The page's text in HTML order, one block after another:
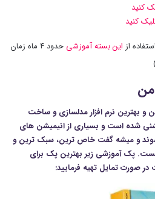
کنید
کنید
از این بسته آموزشی
حدود ۴ ماه زمان
من
و بهترین نرم افزار مدلسازی و ساخت
شده است و بسیاری از انیمیشن های
شوند و میشه گفت خاص ترین، سبک ترین و
هست. پک آموزشی زیر بهترین پک برای
صورت تمایل تهیه فرمایید: